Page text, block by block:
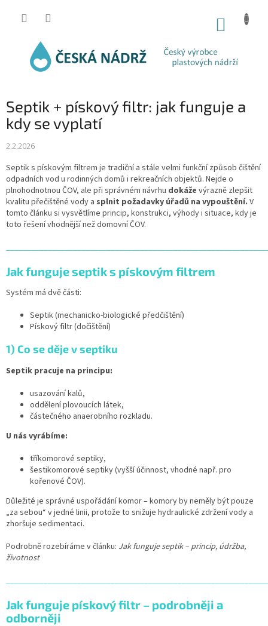
Septik + pískový filtr: jak funguje a
kdy se vyplatí
2.2.2026
Septik s pískovým filtrem je tradiční a stále velmi funkční způsob čištění
odpadních vod u rodinných domů i rekreačních objektů. Nejde o
plnohodnotnou ČOV, ale při správném návrhu dokáže výrazně zlepšit
kvalitu přečištěné vody a splnit požadavky úřadů na vypouštění. V
tomto článku si vysvětlíme princip, konstrukci, výhody i situace, kdy je
toto řešení vhodnější než domovní ČOV.
Jak funguje septik s pískovým filtrem
Systém má dvě části:
Septik (mechanicko-biologické předčištění)
Pískový filtr (dočištění)
1) Co se děje v septiku
Septik pracuje na principu:
usazování kalů,
oddělení plovoucích látek,
částečného anaerobního rozkladu.
U nás vyrábíme:
tříkomorové septiky,
šestikomorové septiky (vyšší účinnost, vhodné např. pro
kořenové ČOV).
Důležité je správné uspořádání komor – komory by neměly být pouze
„za sebou“ v jedné linii, protože to snižuje hydraulické zdržení vody a
zhoršuje sedimentaci.
Podrobně rozebíráme v článku: Jak funguje septik – princip, údržba,
životnost
Jak funguje pískový filtr – podrobněji a
odborněji